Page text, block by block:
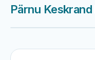
Pärnu Keskrand